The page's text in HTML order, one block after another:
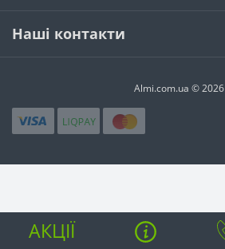
Наші контакти
Almi.com.ua © 2026
АКЦІЇ